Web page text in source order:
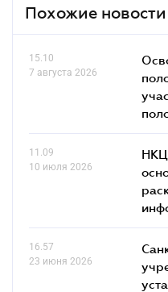
Похожие новости
15.10
7 августа 2026
11.09
10 июля 2026
16.57
23 июня 2026